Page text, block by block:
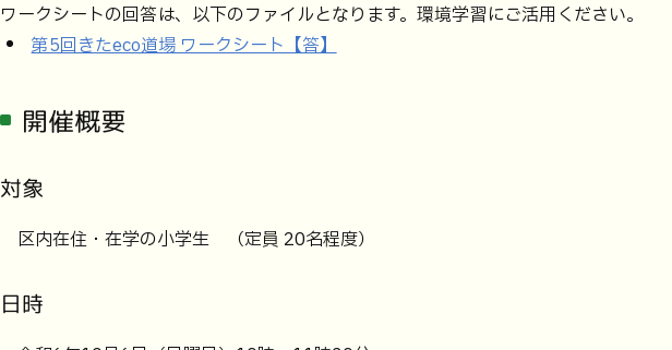
ワークシートの回答は、以下のファイルとなります。環境学習にご活用ください。
第5回きたeco道場 ワークシート【答】
開催概要
対象
区内在住・在学の小学生 （定員 20名程度）
日時